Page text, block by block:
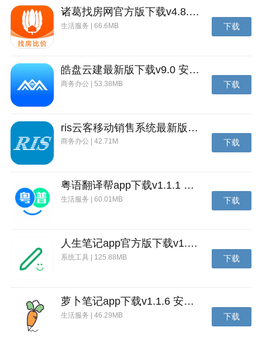
诸葛找房网官方版下载v4.8.1.1 安卓最新版
生活服务 | 66.6MB 下载
皓盘云建最新版下载v9.0 安卓版
商务办公 | 53.38MB 下载
ris云客移动销售系统最新版下载v1.1.25 安卓手机版
商务办公 | 42.71M 下载
粤语翻译帮app下载v1.1.1 安卓版
生活服务 | 60.01MB 下载
人生笔记app官方版下载v1.19.4 安卓版
系统工具 | 125.88MB 下载
萝卜笔记app下载v1.1.6 安卓版
生活服务 | 46.29MB 下载